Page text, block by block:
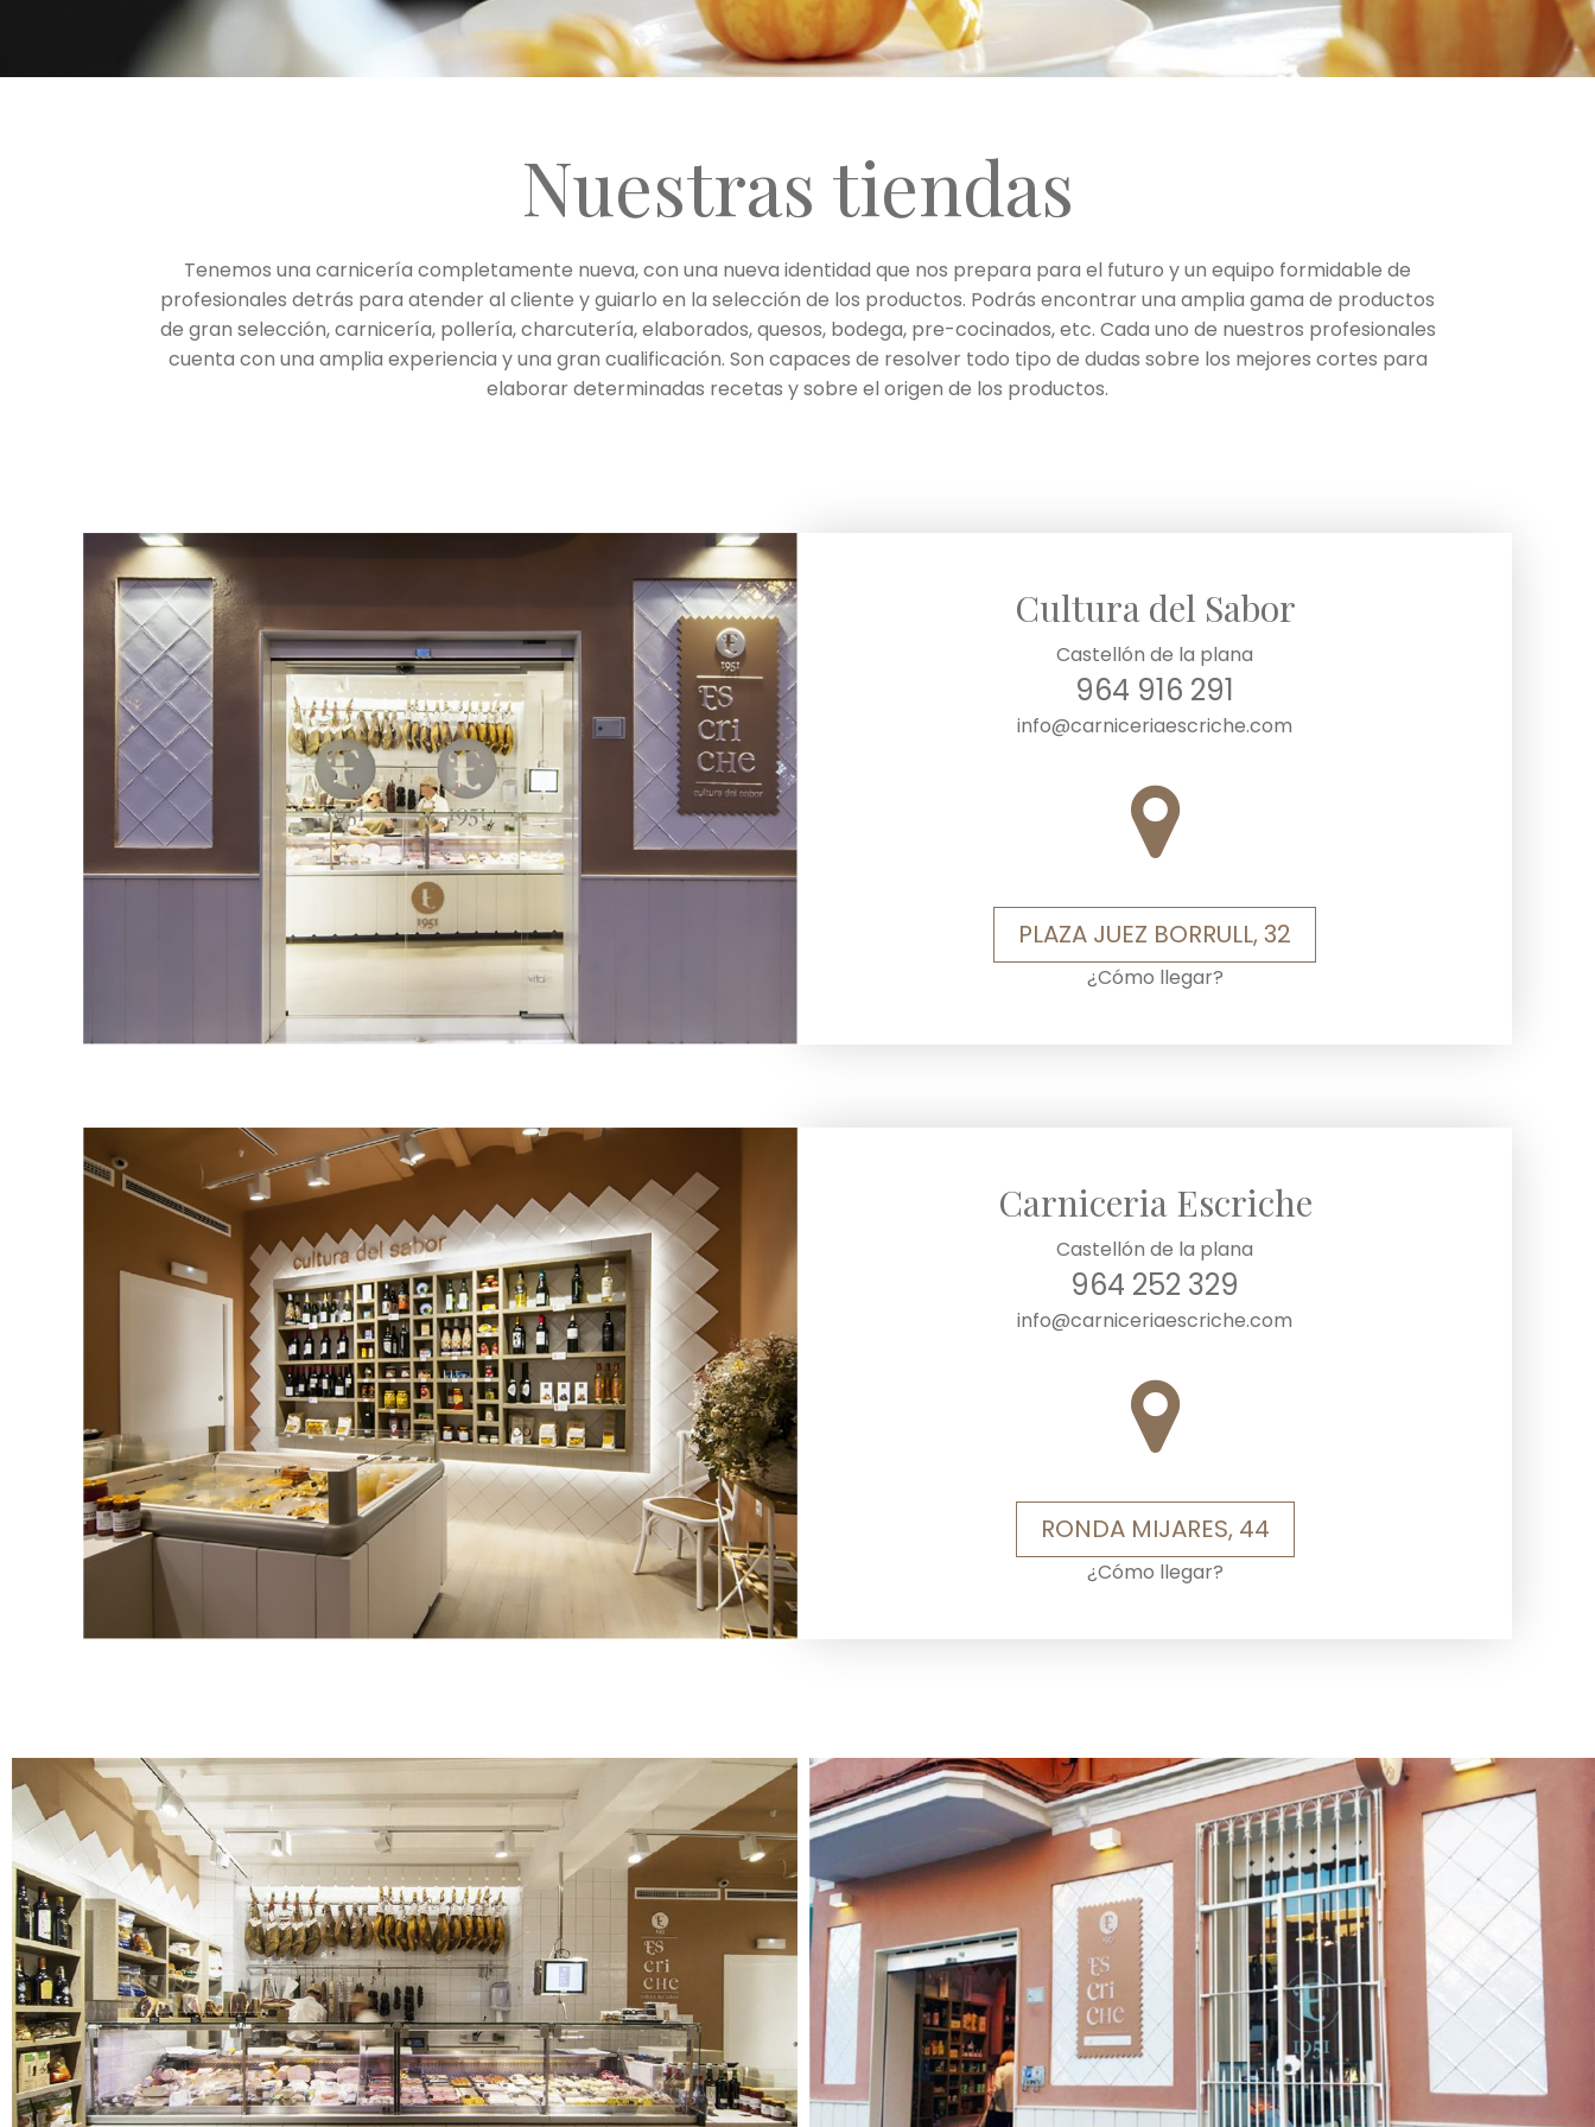
Nuestras tiendas
Tenemos una carnicería completamente nueva, con una nueva identidad que nos prepara para el futuro y un equipo formidable de
profesionales detrás para atender al cliente y guiarlo en la selección de los productos. Podrás encontrar una amplia gama de productos
de gran selección, carnicería, pollería, charcutería, elaborados, quesos, bodega, pre-cocinados, etc. Cada uno de nuestros profesionales
cuenta con una amplia experiencia y una gran cualificación. Son capaces de resolver todo tipo de dudas sobre los mejores cortes para
elaborar determinadas recetas y sobre el origen de los productos.
Cultura del Sabor
Castellón de la plana
964 916 291
info@carniceriaescriche.com
PLAZA JUEZ BORRULL, 32
¿Cómo llegar?
Carniceria Escriche
Castellón de la plana
964 252 329
info@carniceriaescriche.com
RONDA MIJARES, 44
¿Cómo llegar?